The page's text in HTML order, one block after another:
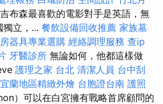
吉布森最喜歡的電影對手是英語，無
立，... 餐飲設備回收推薦 家族墓
器具專業選購 經絡調理服務 查ip
牙醫診所 無論如何，他都這樣做
護理之家 台北 清潔人員 台中刮
宜蘭地區精緻外燴 台胞證台南 護照
）可以在白宮擁有戰略首席顧問的